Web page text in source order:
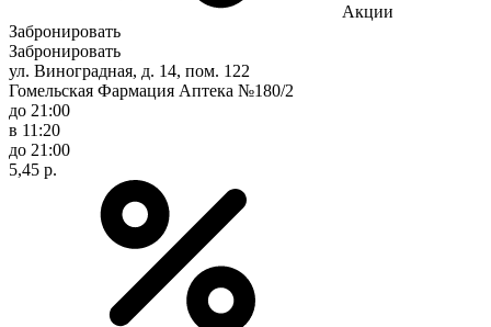
Акции
Забронировать
Забронировать
ул. Виноградная, д. 14, пом. 122
Гомельская Фармация Аптека №180/2
до 21:00
в 11:20
до 21:00
5,45 р.